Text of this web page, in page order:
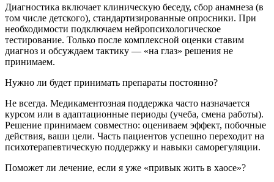
Диагностика включает клиническую беседу, сбор анамнеза (в
том числе детского), стандартизированные опросники. При
необходимости подключаем нейропсихологическое
тестирование. Только после комплексной оценки ставим
диагноз и обсуждаем тактику — «на глаз» решения не
принимаем.
Нужно ли будет принимать препараты постоянно?
Не всегда. Медикаментозная поддержка часто назначается
курсом или в адаптационные периоды (учеба, смена работы).
Решение принимаем совместно: оцениваем эффект, побочные
действия, ваши цели. Часть пациентов успешно переходит на
психотерапевтическую поддержку и навыки саморегуляции.
Поможет ли лечение, если я уже «привык жить в хаосе»?